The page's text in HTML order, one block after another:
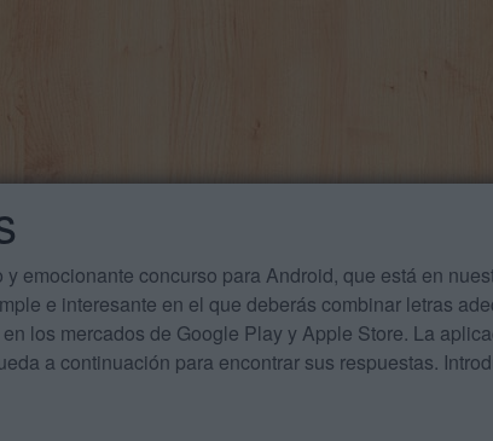
emocionante concurso para Android, que está en
e interesante en el que deberás combinar letras
los mercados de Google Play y Apple Store. La
a continuación para encontrar sus respuestas.